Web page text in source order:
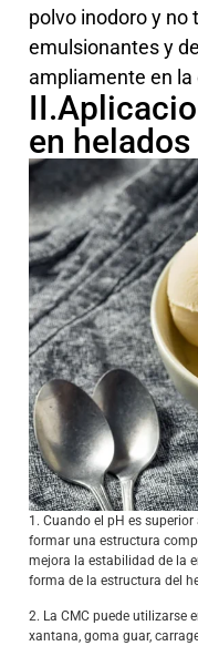
polvo inodoro y no
emulsionantes y
ampliamente en
en helados
1. Cuando el pH es
formar una estructura
mejora la estabilidad de la
forma de la estructura del
2. La CMC puede utilizarse
xantana, goma guar,